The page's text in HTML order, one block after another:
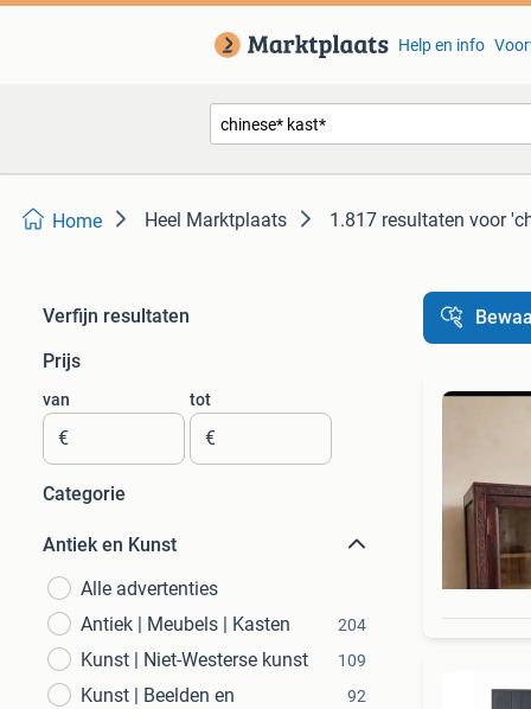
Help en info
Home Heel Marktplaats 1.817 resultaten voor
Verfijn resultaten
Prijs
van
€
tot
€
Categorie
Antiek en Kunst
Alle advertenties
Antiek | Meubels | Kasten
204
Kunst | Niet-Westerse kunst 109
Kunst | Beelden en
92